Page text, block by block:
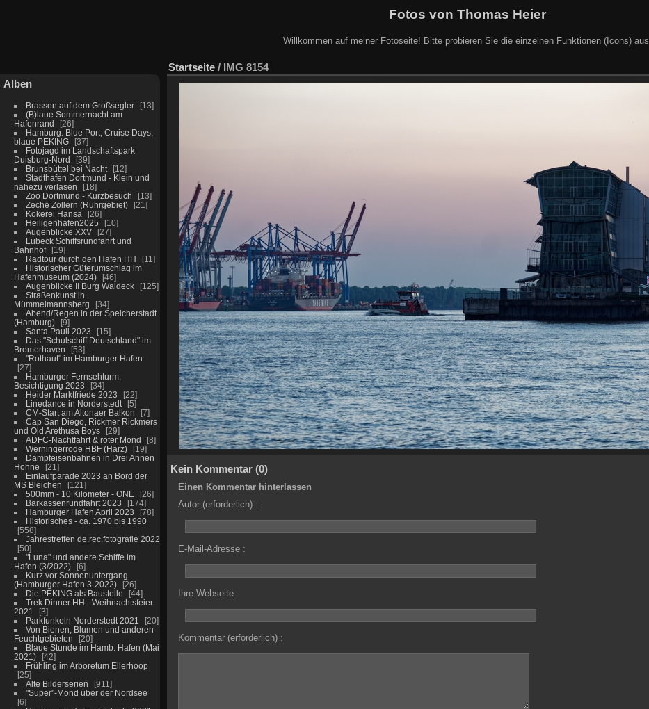
Fotos von Thomas Heier
Willkommen auf meiner Fotoseite! Bitte probieren Sie die einzelnen Funktionen (Icons) aus.
Alben
Brassen auf dem Großsegler
13
(B)laue Sommernacht am
Hafenrand
26
Hamburg: Blue Port, Cruise Days,
blaue PEKING
37
Fotojagd im Landschaftspark
Duisburg-Nord
39
Brunsbüttel bei Nacht
12
Stadthafen Dortmund - Klein und
nahezu verlasen
18
Zoo Dortmund - Kurzbesuch
13
Zeche Zollern (Ruhrgebiet)
21
Kokerei Hansa
26
Heiligenhafen2025
10
Augenblicke XXV
27
Lübeck Schiffsrundfahrt und
Bahnhof
19
Radtour durch den Hafen HH
11
Historischer Güterumschlag im
Hafenmuseum (2024)
46
Augenblicke II Burg Waldeck
125
Straßenkunst in
Mümmelmannsberg
34
Abend/Regen in der Speicherstadt
(Hamburg)
9
Santa Pauli 2023
15
Das "Schulschiff Deutschland" im
Bremerhaven
53
"Rothaut" im Hamburger Hafen
27
Hamburger Fernsehturm,
Besichtigung 2023
34
Heider Marktfriede 2023
22
Linedance in Norderstedt
5
CM-Start am Altonaer Balkon
7
Cap San Diego, Rickmer Rickmers
und Old Arethusa Boys
29
ADFC-Nachtfahrt & roter Mond
8
Werningerrode HBF (Harz)
19
Dampfeisenbahnen in Drei Annen
Hohne
21
Einlaufparade 2023 an Bord der
MS Bleichen
121
500mm - 10 Kilometer - ONE
26
Barkassenrundfahrt 2023
174
Hamburger Hafen April 2023
78
Historisches - ca. 1970 bis 1990
558
Jahrestreffen de.rec.fotografie 2022
50
"Luna" und andere Schiffe im
Hafen (3/2022)
6
Kurz vor Sonnenuntergang
(Hamburger Hafen 3-2022)
26
Die PEKING als Baustelle
44
Trek Dinner HH - Weihnachtsfeier
2021
3
Parkfunkeln Norderstedt 2021
20
Von Bienen, Blumen und anderen
Feuchtgebieten
20
Blaue Stunde im Hamb. Hafen (Mai
2021)
42
Frühling im Arboretum Ellerhoop
25
Alte Bilderserien
911
"Super"-Mond über der Nordsee
6
Startseite / IMG 8154
Kein Kommentar (0)
Einen Kommentar hinterlassen
Autor (erforderlich) :
E-Mail-Adresse :
Ihre Webseite :
Kommentar (erforderlich) :